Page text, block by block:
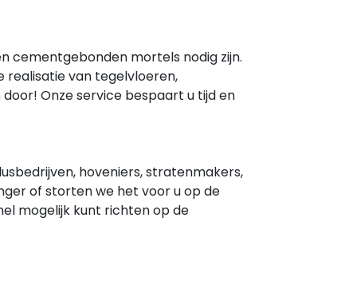
cementgebonden mortels nodig zijn.
realisatie van tegelvloeren,
Onze service bespaart u tijd en
hoveniers, stratenmakers,
of storten we het voor u op de
mogelijk kunt richten op de